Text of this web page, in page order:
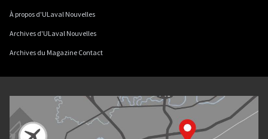
À propos d'ULaval Nouvelles
Archives d'ULaval Nouvelles
Archives du Magazine Contact